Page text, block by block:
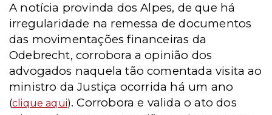
A notícia provinda dos Alpes, de que há
irregularidade na remessa de documentos
das movimentações financeiras da
Odebrecht, corrobora a opinião dos
advogados naquela tão comentada visita ao
ministro da Justiça ocorrida há um ano
(clique aqui). Corrobora e valida o ato dos